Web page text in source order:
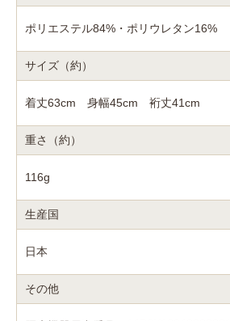
ポリエステル84%・ポリウレタン16%
サイズ（約）
着丈63cm 身幅45cm 裄丈41cm
重さ（約）
116g
生産国
日本
その他